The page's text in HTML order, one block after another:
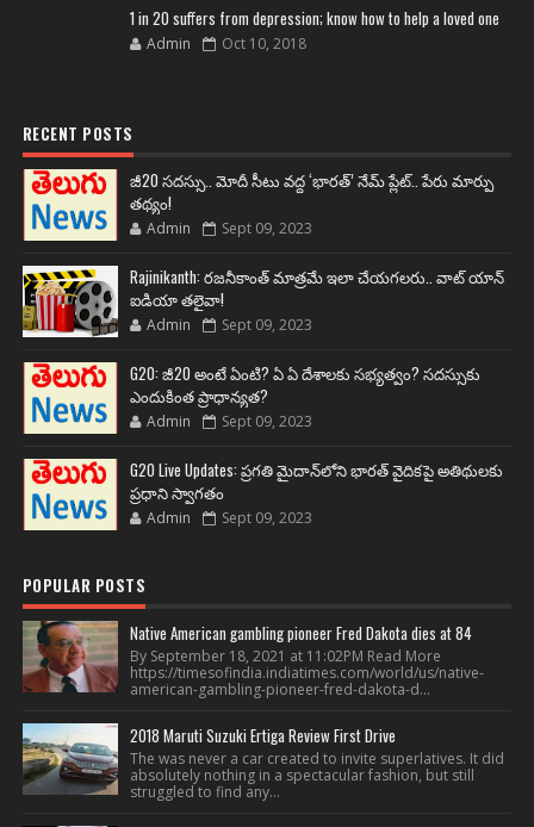
1 in 20 suffers from depression; know how to help a loved one
Admin Oct 10, 2018
RECENT POSTS
జీ20 సదస్సు.. మోదీ సీటు వద్ద ‘భారత్’ నేమ్ ప్లేట్‌.. పేరు మార్పు
తథ్యం!
Admin Sept 09, 2023
Rajinikanth: రజనీకాంత్ మాత్రమే ఇలా చేయగలరు.. వాట్ యాన్
ఐడియా తలైవా!
Admin Sept 09, 2023
G20: జీ20 అంటే ఏంటి? ఏ ఏ దేశాలకు సభ్యత్వం? సదస్సుకు
ఎందుకింత ప్రాధాన్యత?
Admin Sept 09, 2023
G20 Live Updates: ప్రగతి మైదాన్‌లోని భారత్ వైదికపై అతిథులకు
ప్రధాని స్వాగతం
Admin Sept 09, 2023
POPULAR POSTS
Native American gambling pioneer Fred Dakota dies at 84
By September 18, 2021 at 11:02PM Read More
https://timesofindia.indiatimes.com/world/us/native-
american-gambling-pioneer-fred-dakota-d...
2018 Maruti Suzuki Ertiga Review First Drive
The was never a car created to invite superlatives. It did
absolutely nothing in a spectacular fashion, but still
struggled to find any...